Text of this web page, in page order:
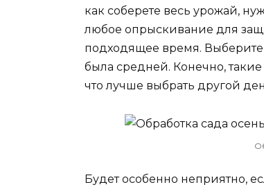
как соберете весь урожай,
любое опрыскивание для
подходящее время. Выберите
была средней. Конечно,
что лучше выбрать другой
Будет особенно неприятно,